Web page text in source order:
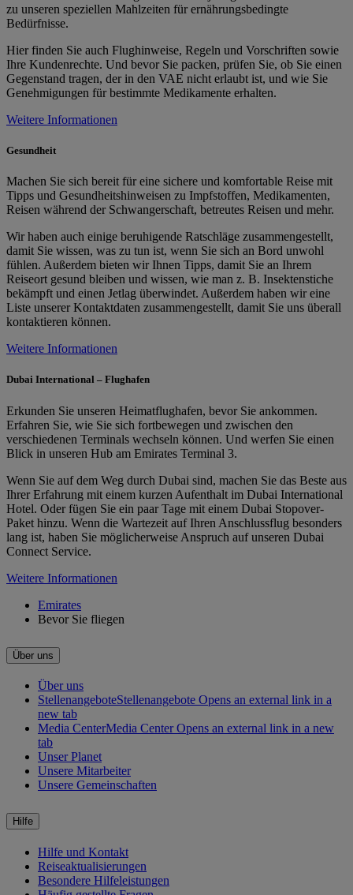
zu unseren speziellen Mahlzeiten für ernährungsbedingte
Bedürfnisse.
Hier finden Sie auch Flughinweise, Regeln und Vorschriften sowie
Ihre Kundenrechte. Und bevor Sie packen, prüfen Sie, ob Sie einen
Gegenstand tragen, der in den VAE nicht erlaubt ist, und wie Sie
Genehmigungen für bestimmte Medikamente erhalten.
Weitere Informationen
Gesundheit
Machen Sie sich bereit für eine sichere und komfortable Reise mit
Tipps und Gesundheitshinweisen zu Impfstoffen, Medikamenten,
Reisen während der Schwangerschaft, betreutes Reisen und mehr.
Wir haben auch einige beruhigende Ratschläge zusammengestellt,
damit Sie wissen, was zu tun ist, wenn Sie sich an Bord unwohl
fühlen. Außerdem bieten wir Ihnen Tipps, damit Sie an Ihrem
Reiseort gesund bleiben und wissen, wie man z. B. Insektenstiche
bekämpft und einen Jetlag überwindet. Außerdem haben wir eine
Liste unserer Kontaktdaten zusammengestellt, damit Sie uns überall
kontaktieren können.
Weitere Informationen
Dubai International – Flughafen
Erkunden Sie unseren Heimatflughafen, bevor Sie ankommen.
Erfahren Sie, wie Sie sich fortbewegen und zwischen den
verschiedenen Terminals wechseln können. Und werfen Sie einen
Blick in unseren Hub am Emirates Terminal 3.
Wenn Sie auf dem Weg durch Dubai sind, machen Sie das Beste aus
Ihrer Erfahrung mit einem kurzen Aufenthalt im Dubai International
Hotel. Oder fügen Sie ein paar Tage mit einem Dubai Stopover-
Paket hinzu. Wenn die Wartezeit auf Ihren Anschlussflug besonders
lang ist, haben Sie möglicherweise Anspruch auf unseren Dubai
Connect Service.
Weitere Informationen
Emirates
Bevor Sie fliegen
Über uns
Über uns
StellenangeboteStellenangebote Opens an external link in a
new tab
Media CenterMedia Center Opens an external link in a new
tab
Unser Planet
Unsere Mitarbeiter
Unsere Gemeinschaften
Hilfe
Hilfe und Kontakt
Reiseaktualisierungen
Besondere Hilfeleistungen